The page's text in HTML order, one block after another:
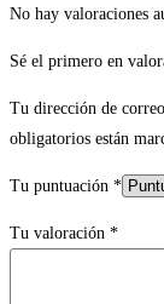
No hay valoraciones
Sé el primero en
Tu dirección de
obligatorios están
Tu puntuación *
Tu valoración *